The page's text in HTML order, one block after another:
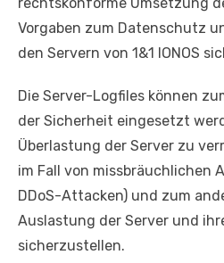
Vorgaben zum Datenschutz
den Servern von 1&1 IONOS
Die Server-Logfiles können
der Sicherheit eingesetzt
Überlastung der Server zu
im Fall von missbräuchlichen
DDoS-Attacken) und zum
Auslastung der Server und
sicherzustellen.